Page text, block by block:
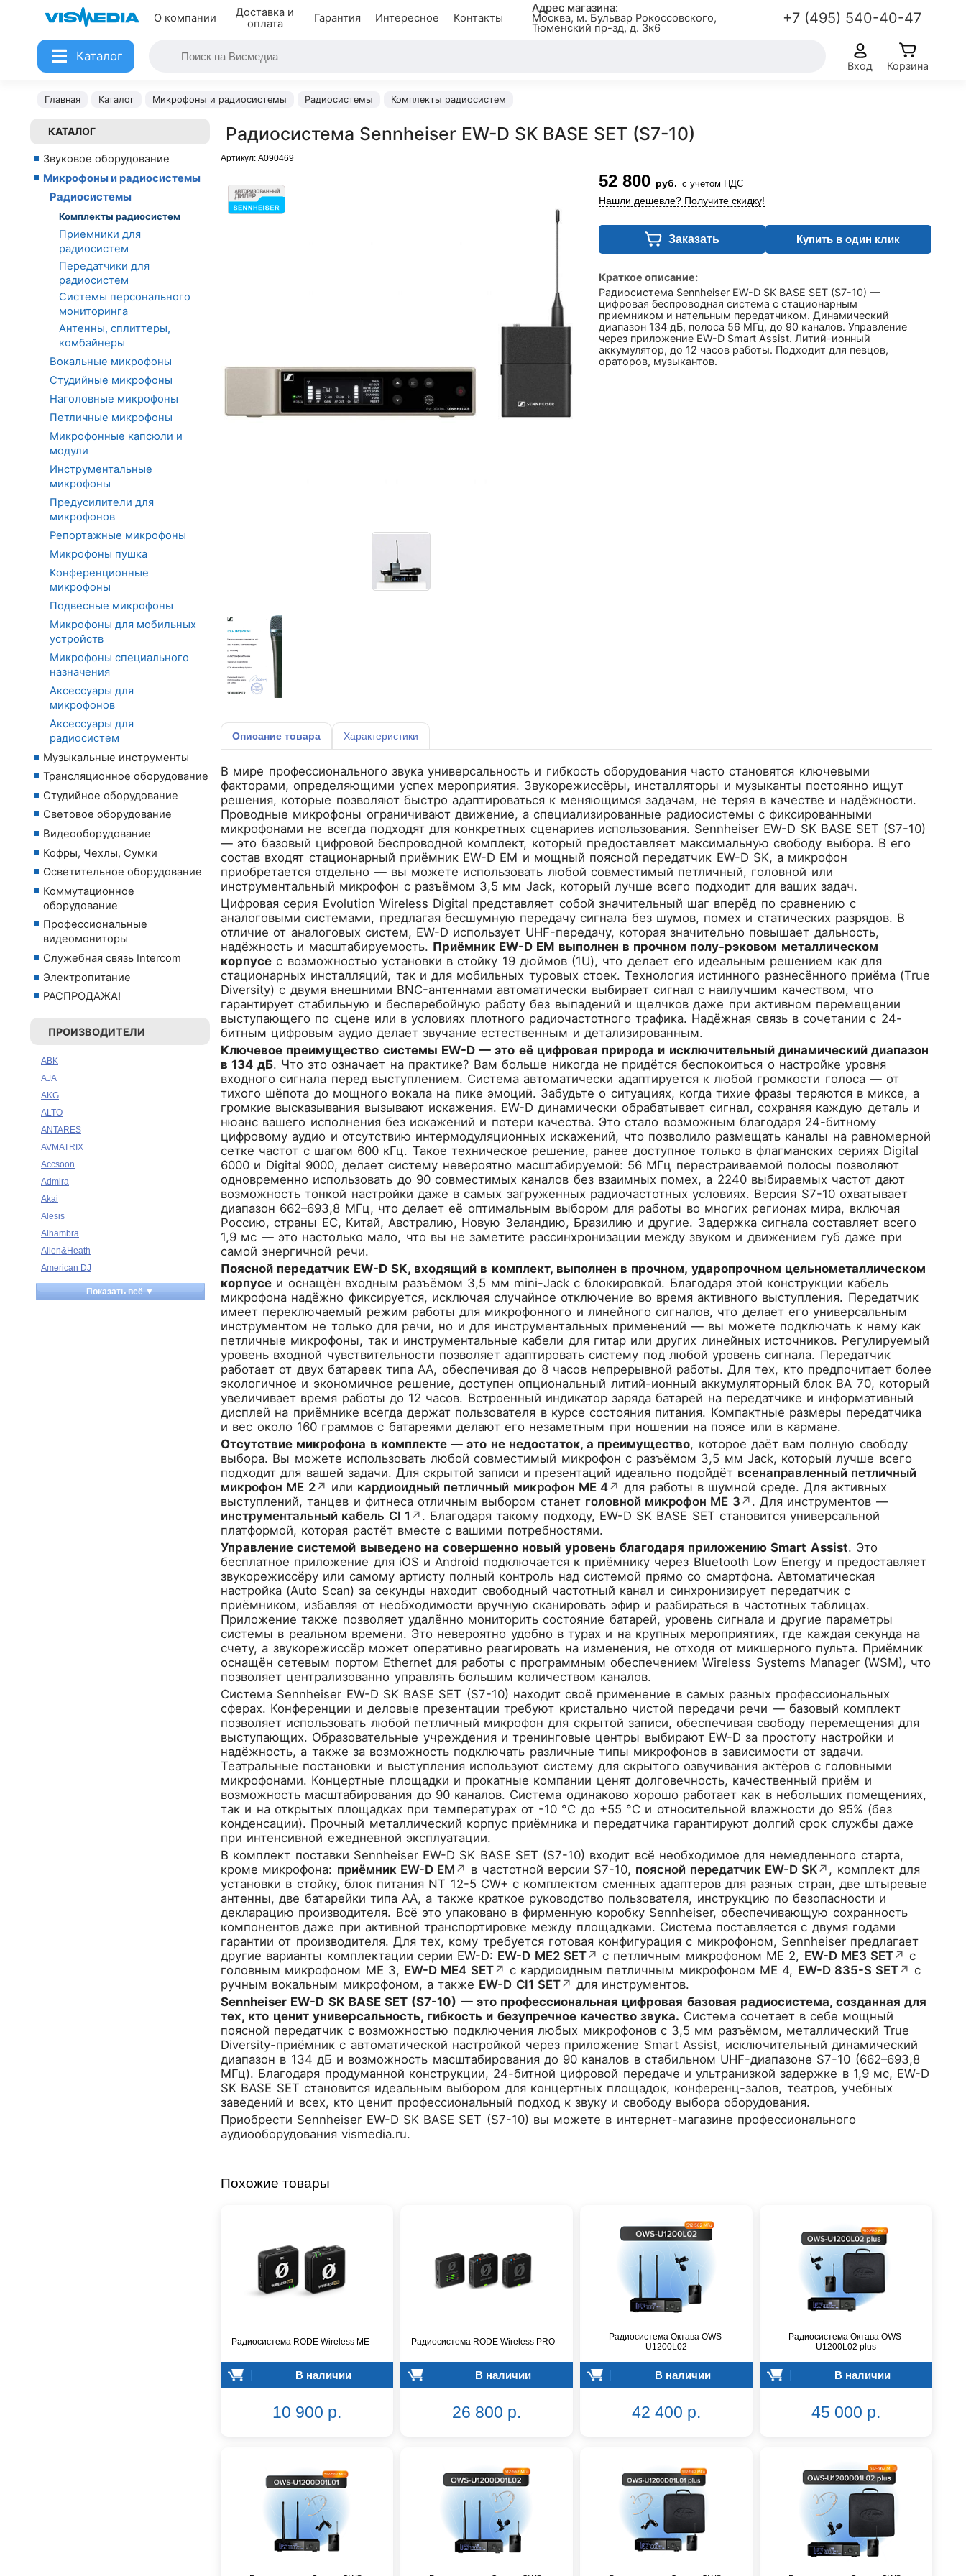
О компании
Доставка и
оплата
Гарантия Интересное Контакты
Адрес магазина:
Москва, м. Бульвар Рокоссовского,
Тюменский пр-зд, д. 3к6
+7 (495) 540-40-47
Каталог
Вход Корзина
Главная Каталог Микрофоны и радиосистемы Радиосистемы Комплекты радиосистем
КАТАЛОГ
Звуковое оборудование
Микрофоны и радиосистемы
Радиосистемы
Комплекты радиосистем
Приемники для
радиосистем
Передатчики для
радиосистем
Системы персонального
мониторинга
Антенны, сплиттеры,
комбайнеры
Вокальные микрофоны
Студийные микрофоны
Наголовные микрофоны
Петличные микрофоны
Микрофонные капсюли и
модули
Инструментальные
микрофоны
Предусилители для
микрофонов
Репортажные микрофоны
Микрофоны пушка
Конференционные
микрофоны
Подвесные микрофоны
Микрофоны для мобильных
устройств
Микрофоны специального
назначения
Аксессуары для
микрофонов
Аксессуары для
радиосистем
Музыкальные инструменты
Трансляционное оборудование
Студийное оборудование
Световое оборудование
Видеооборудование
Кофры, Чехлы, Сумки
Осветительное оборудование
Коммутационное
оборудование
Профессиональные
видеомониторы
Служебная связь Intercom
Электропитание
РАСПРОДАЖА!
ПРОИЗВОДИТЕЛИ
ABK
AJA
AKG
ALTO
ANTARES
AVMATRIX
Accsoon
Admira
Akai
Alesis
Alhambra
Allen&Heath
American DJ
Ampeg
Apart
Показать всё ▼
Радиосистема Sennheiser EW-D SK BASE SET (S7-10)
Артикул: A090469
52 800 руб. с учетом НДС
Нашли дешевле? Получите скидку!
Заказать Купить в один клик
Краткое описание:
Радиосистема Sennheiser EW-D SK BASE SET (S7-10) —
цифровая беспроводная система с стационарным
приемником и нательным передатчиком. Динамический
диапазон 134 дБ, полоса 56 МГц, до 90 каналов. Управление
через приложение EW-D Smart Assist. Литий-ионный
аккумулятор, до 12 часов работы. Подходит для певцов,
ораторов, музыкантов.
Описание товара Характеристики
В мире профессионального звука универсальность и гибкость оборудования часто становятся ключевыми
факторами, определяющими успех мероприятия. Звукорежиссёры, инсталляторы и музыканты постоянно ищут
решения, которые позволяют быстро адаптироваться к меняющимся задачам, не теряя в качестве и надёжности.
Проводные микрофоны ограничивают движение, а специализированные радиосистемы с фиксированными
микрофонами не всегда подходят для конкретных сценариев использования. Sennheiser EW-D SK BASE SET (S7-10)
— это базовый цифровой беспроводной комплект, который предоставляет максимальную свободу выбора. В его
состав входят стационарный приёмник EW-D EM и мощный поясной передатчик EW-D SK, а микрофон
приобретается отдельно — вы можете использовать любой совместимый петличный, головной или
инструментальный микрофон с разъёмом 3,5 мм Jack, который лучше всего подходит для ваших задач.
Цифровая серия Evolution Wireless Digital представляет собой значительный шаг вперёд по сравнению с
аналоговыми системами, предлагая бесшумную передачу сигнала без шумов, помех и статических разрядов. В
отличие от аналоговых систем, EW-D использует UHF-передачу, которая значительно повышает дальность,
надёжность и масштабируемость. Приёмник EW-D EM выполнен в прочном полу-рэковом металлическом
корпусе с возможностью установки в стойку 19 дюймов (1U), что делает его идеальным решением как для
стационарных инсталляций, так и для мобильных туровых стоек. Технология истинного разнесённого приёма (True
Diversity) с двумя внешними BNC-антеннами автоматически выбирает сигнал с наилучшим качеством, что
гарантирует стабильную и бесперебойную работу без выпадений и щелчков даже при активном перемещении
выступающего по сцене или в условиях плотного радиочастотного трафика. Надёжная связь в сочетании с 24-
битным цифровым аудио делает звучание естественным и детализированным.
Ключевое преимущество системы EW-D — это её цифровая природа и исключительный динамический диапазон
в 134 дБ. Что это означает на практике? Вам больше никогда не придётся беспокоиться о настройке уровня
входного сигнала перед выступлением. Система автоматически адаптируется к любой громкости голоса — от
тихого шёпота до мощного вокала на пике эмоций. Забудьте о ситуациях, когда тихие фразы теряются в миксе, а
громкие высказывания вызывают искажения. EW-D динамически обрабатывает сигнал, сохраняя каждую деталь и
нюанс вашего исполнения без искажений и потери качества. Это стало возможным благодаря 24-битному
цифровому аудио и отсутствию интермодуляционных искажений, что позволило размещать каналы на равномерной
сетке частот с шагом 600 кГц. Такое техническое решение, ранее доступное только в флагманских сериях Digital
6000 и Digital 9000, делает систему невероятно масштабируемой: 56 МГц перестраиваемой полосы позволяют
одновременно использовать до 90 совместимых каналов без взаимных помех, а 2240 выбираемых частот дают
возможность тонкой настройки даже в самых загруженных радиочастотных условиях. Версия S7-10 охватывает
диапазон 662–693,8 МГц, что делает её оптимальным выбором для работы во многих регионах мира, включая
Россию, страны ЕС, Китай, Австралию, Новую Зеландию, Бразилию и другие. Задержка сигнала составляет всего
1,9 мс — это настолько мало, что вы не заметите рассинхронизации между звуком и движением губ даже при
самой энергичной речи.
Поясной передатчик EW-D SK, входящий в комплект, выполнен в прочном, ударопрочном цельнометаллическом
корпусе и оснащён входным разъёмом 3,5 мм mini-Jack с блокировкой. Благодаря этой конструкции кабель
микрофона надёжно фиксируется, исключая случайное отключение во время активного выступления. Передатчик
имеет переключаемый режим работы для микрофонного и линейного сигналов, что делает его универсальным
инструментом не только для речи, но и для инструментальных применений — вы можете подключать к нему как
петличные микрофоны, так и инструментальные кабели для гитар или других линейных источников. Регулируемый
уровень входной чувствительности позволяет адаптировать систему под любой уровень сигнала. Передатчик
работает от двух батареек типа AA, обеспечивая до 8 часов непрерывной работы. Для тех, кто предпочитает более
экологичное и экономичное решение, доступен опциональный литий-ионный аккумуляторный блок BA 70, который
увеличивает время работы до 12 часов. Встроенный индикатор заряда батарей на передатчике и информативный
дисплей на приёмнике всегда держат пользователя в курсе состояния питания. Компактные размеры передатчика
и вес около 160 граммов с батареями делают его незаметным при ношении на поясе или в кармане.
Отсутствие микрофона в комплекте — это не недостаток, а преимущество, которое даёт вам полную свободу
выбора. Вы можете использовать любой совместимый микрофон с разъёмом 3,5 мм Jack, который лучше всего
подходит для вашей задачи. Для скрытой записи и презентаций идеально подойдёт всенаправленный петличный
микрофон ME 2↗ или кардиоидный петличный микрофон ME 4↗ для работы в шумной среде. Для активных
выступлений, танцев и фитнеса отличным выбором станет головной микрофон ME 3 ↗ . Для инструментов —
инструментальный кабель CI 1 ↗ . Благодаря такому подходу, EW-D SK BASE SET становится универсальной
платформой, которая растёт вместе с вашими потребностями.
Управление системой выведено на совершенно новый уровень благодаря приложению Smart Assist. Это
бесплатное приложение для iOS и Android подключается к приёмнику через Bluetooth Low Energy и предоставляет
звукорежиссёру или самому артисту полный контроль над системой прямо со смартфона. Автоматическая
настройка (Auto Scan) за секунды находит свободный частотный канал и синхронизирует передатчик с
приёмником, избавляя от необходимости вручную сканировать эфир и разбираться в частотных таблицах.
Приложение также позволяет удалённо мониторить состояние батарей, уровень сигнала и другие параметры
системы в реальном времени. Это невероятно удобно в турах и на крупных мероприятиях, где каждая секунда на
счету, а звукорежиссёр может оперативно реагировать на изменения, не отходя от микшерного пульта. Приёмник
оснащён сетевым портом Ethernet для работы с программным обеспечением Wireless Systems Manager (WSM), что
позволяет централизованно управлять большим количеством каналов.
Система Sennheiser EW-D SK BASE SET (S7-10) находит своё применение в самых разных профессиональных
сферах. Конференции и деловые презентации требуют кристально чистой передачи речи — базовый комплект
позволяет использовать любой петличный микрофон для скрытой записи, обеспечивая свободу перемещения для
выступающих. Образовательные учреждения и тренинговые центры выбирают EW-D за простоту настройки и
надёжность, а также за возможность подключать различные типы микрофонов в зависимости от задачи.
Театральные постановки и выступления используют систему для скрытого озвучивания актёров с головными
микрофонами. Концертные площадки и прокатные компании ценят долговечность, качественный приём и
возможность масштабирования до 90 каналов. Система одинаково хорошо работает как в небольших помещениях,
так и на открытых площадках при температурах от -10 °C до +55 °C и относительной влажности до 95% (без
конденсации). Прочный металлический корпус приёмника и передатчика гарантируют долгий срок службы даже
при интенсивной ежедневной эксплуатации.
В комплект поставки Sennheiser EW-D SK BASE SET (S7-10) входит всё необходимое для немедленного старта,
кроме микрофона: приёмник EW-D EM ↗ в частотной версии S7-10, поясной передатчик EW-D SK↗ , комплект для
установки в стойку, блок питания NT 12-5 CW+ с комплектом сменных адаптеров для разных стран, две штыревые
антенны, две батарейки типа AA, а также краткое руководство пользователя, инструкцию по безопасности и
декларацию производителя. Всё это упаковано в фирменную коробку Sennheiser, обеспечивающую сохранность
компонентов даже при активной транспортировке между площадками. Система поставляется с двумя годами
гарантии от производителя. Для тех, кому требуется готовая конфигурация с микрофоном, Sennheiser предлагает
другие варианты комплектации серии EW-D: EW-D ME2 SET↗ с петличным микрофоном ME 2, EW-D ME3 SET↗ с
головным микрофоном ME 3, EW-D ME4 SET↗ с кардиоидным петличным микрофоном ME 4, EW-D 835-S SET↗ с
ручным вокальным микрофоном, а также EW-D CI1 SET↗ для инструментов.
Sennheiser EW-D SK BASE SET (S7-10) — это профессиональная цифровая базовая радиосистема, созданная для
тех, кто ценит универсальность, гибкость и безупречное качество звука. Система сочетает в себе мощный
поясной передатчик с возможностью подключения любых микрофонов с 3,5 мм разъёмом, металлический True
Diversity-приёмник с автоматической настройкой через приложение Smart Assist, исключительный динамический
диапазон в 134 дБ и возможность масштабирования до 90 каналов в стабильном UHF-диапазоне S7-10 (662–693,8
МГц). Благодаря продуманной конструкции, 24-битной цифровой передаче и ультранизкой задержке в 1,9 мс, EW-D
SK BASE SET становится идеальным выбором для концертных площадок, конференц-залов, театров, учебных
заведений и всех, кто ценит профессиональный подход к звуку и свободу выбора оборудования.
Приобрести Sennheiser EW-D SK BASE SET (S7-10) вы можете в интернет-магазине профессионального
аудиооборудования vismedia.ru.
Похожие товары
Радиосистема RODE Wireless ME
В наличии
10 900 р.
Радиосистема RODE Wireless PRO
В наличии
26 800 р.
Радиосистема Октава OWS-
U1200L02
В наличии
42 400 р.
Радиосистема Октава OWS-
U1200L02 plus
В наличии
45 000 р.